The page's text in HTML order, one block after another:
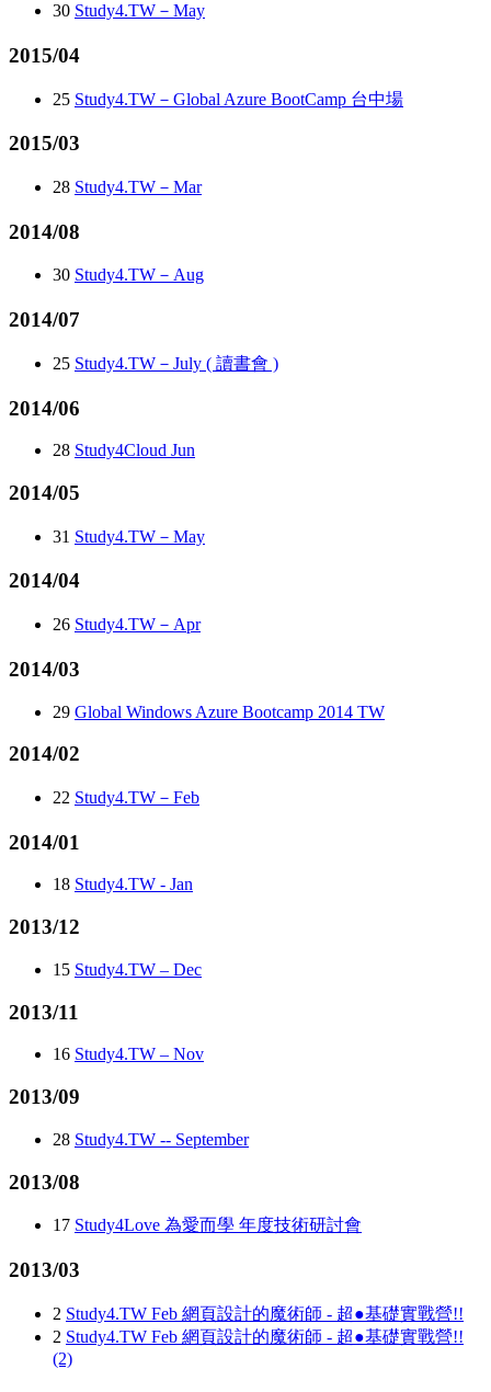
30 Study4.TW－May
2015/04
25 Study4.TW－Global Azure BootCamp 台中場
2015/03
28 Study4.TW－Mar
2014/08
30 Study4.TW－Aug
2014/07
25 Study4.TW－July ( 讀書會 )
2014/06
28 Study4Cloud Jun
2014/05
31 Study4.TW－May
2014/04
26 Study4.TW－Apr
2014/03
29 Global Windows Azure Bootcamp 2014 TW
2014/02
22 Study4.TW－Feb
2014/01
18 Study4.TW - Jan
2013/12
15 Study4.TW – Dec
2013/11
16 Study4.TW – Nov
2013/09
28 Study4.TW -- September
2013/08
17 Study4Love 為愛而學 年度技術研討會
2013/03
2 Study4.TW Feb 網頁設計的魔術師 - 超●基礎實戰營!!
2 Study4.TW Feb 網頁設計的魔術師 - 超●基礎實戰營!!
(2)